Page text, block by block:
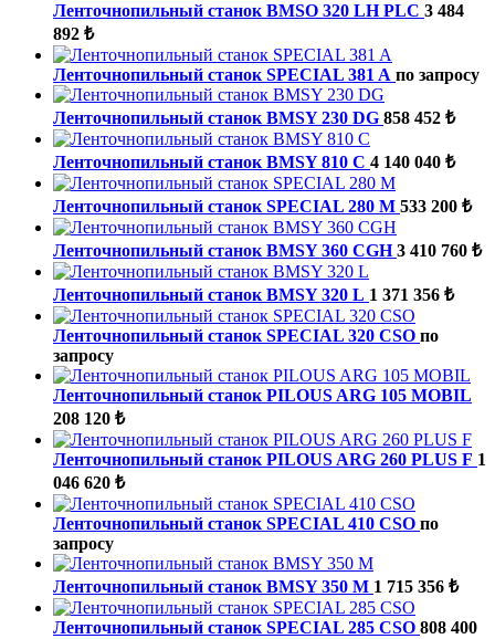
Ленточнопильный станок BMSO 320 LH PLC 3 484
892 ₺
Ленточнопильный станок SPECIAL 381 A по запросу
Ленточнопильный станок BMSY 230 DG 858 452 ₺
Ленточнопильный станок BMSY 810 C 4 140 040 ₺
Ленточнопильный станок SPECIAL 280 M 533 200 ₺
Ленточнопильный станок BMSY 360 CGH 3 410 760 ₺
Ленточнопильный станок BMSY 320 L 1 371 356 ₺
Ленточнопильный станок SPECIAL 320 CSO по
запросу
Ленточнопильный станок PILOUS ARG 105 MOBIL
208 120 ₺
Ленточнопильный станок PILOUS ARG 260 PLUS F 1
046 620 ₺
Ленточнопильный станок SPECIAL 410 CSO по
запросу
Ленточнопильный станок BMSY 350 M 1 715 356 ₺
Ленточнопильный станок SPECIAL 285 CSO 808 400